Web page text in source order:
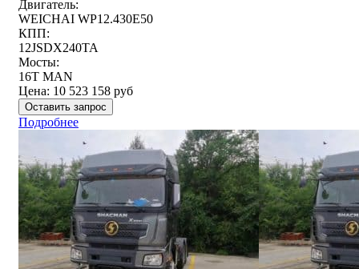
Двигатель:
WEICHAI WP12.430E50
КПП:
12JSDX240TA
Мосты:
16T MAN
Цена: 10 523 158 руб
Оставить запрос
Подробнее